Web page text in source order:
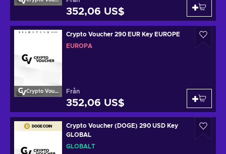
352,06 US$
Crypto Voucher
Crypto Voucher 290 EUR Key EUROPE
EUROPA
Från
352,06 US$
Crypto Voucher (DOGE) 290 USD Key
GLOBAL
GLOBALT